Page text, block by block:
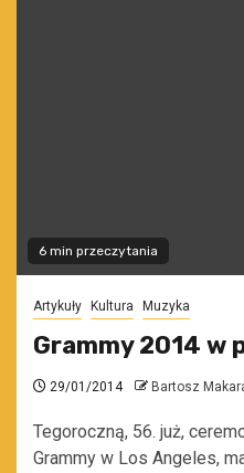
6 min przeczytania
Artykuły Kultura Muzyka
Grammy 2014 w
29/01/2014 Bartosz
Tegoroczną, 56. już,
Grammy w Los Angeles,